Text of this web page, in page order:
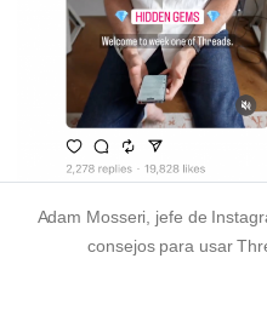
Adam Mosseri, jefe de
consejos para usar